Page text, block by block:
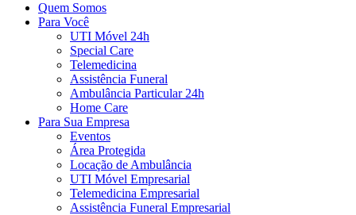
Quem Somos
Para Você
UTI Móvel 24h
Special Care
Telemedicina
Assistência Funeral
Ambulância Particular 24h
Home Care
Para Sua Empresa
Eventos
Área Protegida
Locação de Ambulância
UTI Móvel Empresarial
Telemedicina Empresarial
Assistência Funeral Empresarial